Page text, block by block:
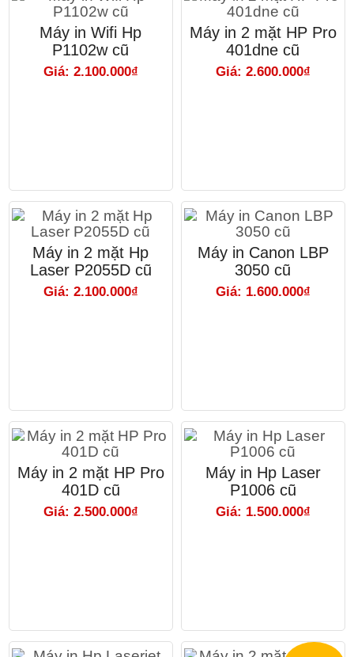
Máy in Wifi Hp
P1102w cũ
Giá: 2.100.000₫
Máy in 2 mặt HP Pro
401dne cũ
Giá: 2.600.000₫
Máy in 2 mặt Hp
Laser P2055D cũ
Giá: 2.100.000₫
Máy in Canon LBP
3050 cũ
Giá: 1.600.000₫
Máy in 2 mặt HP Pro
401D cũ
Giá: 2.500.000₫
Máy in Hp Laser
P1006 cũ
Giá: 1.500.000₫